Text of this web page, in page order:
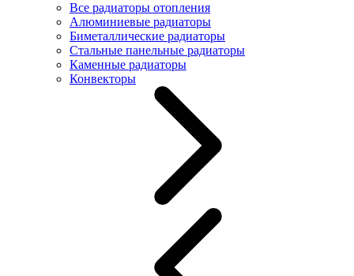
Все радиаторы отопления
Алюминиевые радиаторы
Биметаллические радиаторы
Стальные панельные радиаторы
Каменные радиаторы
Конвекторы